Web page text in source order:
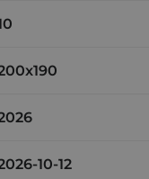
10-12